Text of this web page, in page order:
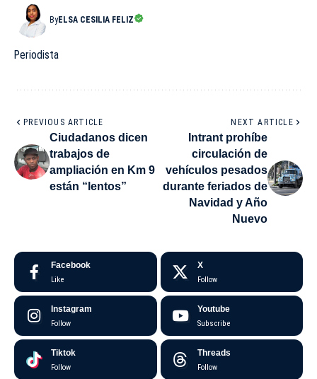
ByELSA CESILIA FELIZ
Periodista
PREVIOUS ARTICLE
Ciudadanos dicen
trabajos de
ampliación en Km 9
están “lentos”
NEXT ARTICLE
Intrant prohíbe
circulación de
vehículos pesados
durante feriados de
Navidad y Año
Nuevo
Facebook
Like
X
Follow
Instagram
Follow
Youtube
Subscribe
Tiktok
Follow
Threads
Follow